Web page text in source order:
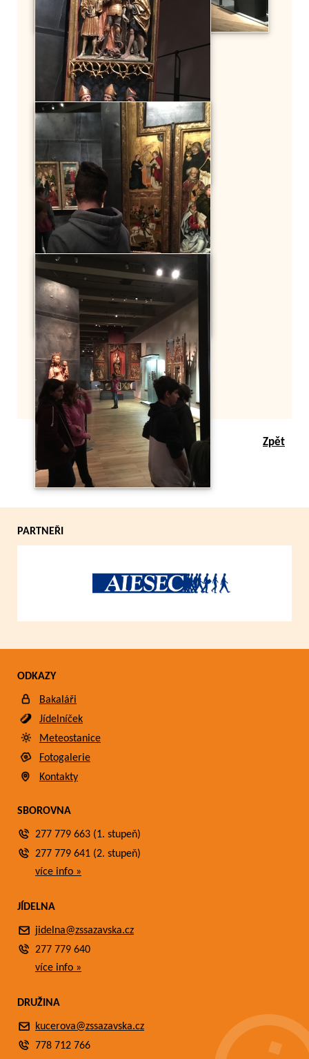
Zpět
PARTNEŘI
ODKAZY
Bakaláři
Jídelníček
Meteostanice
Fotogalerie
Kontakty
SBOROVNA
277 779 663 (1. stupeň)
277 779 641 (2. stupeň)
více info »
JÍDELNA
jidelna@zssazavska.cz
277 779 640
více info »
DRUŽINA
kucerova@zssazavska.cz
778 712 766